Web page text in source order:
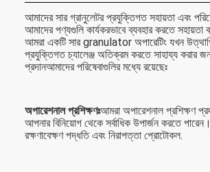
আমাদের সার গ্রানুলেটর প্রযুক্তিগত সহায়তা এবং
আমাদের পণ্যগুলি কার্যকরভাবে ব্যবহার করতে সহায়তা
আমরা একটি সার granulator অপারেটিং যখন
প্রযুক্তিগত চ্যালেঞ্জ অতিক্রম করতে সাহায্য করার
প্রদানআমাদের পরিষেবাগুলির মধ্যে রয়েছেঃ
অপারেশনাল প্রশিক্ষণঃআমরা অপারেশনাল প্রশিক্ষণ
আপনার বিনিয়োগ থেকে সর্বাধিক উপার্জন করতে
রক্ষণাবেক্ষণ পদ্ধতি এবং নিরাপত্তা প্রোটোকল.